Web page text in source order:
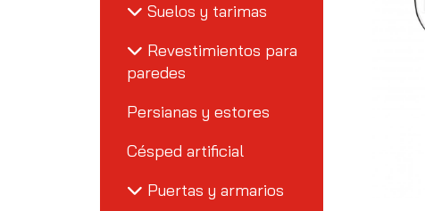
Suelos y tarimas
Revestimientos para
paredes
Persianas y estores
Césped artificial
Puertas y armarios